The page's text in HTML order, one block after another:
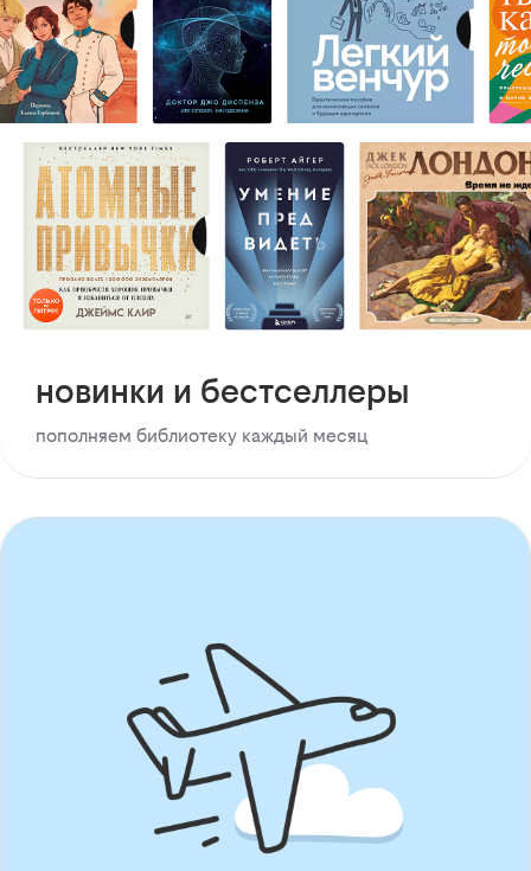
новинки и бестселлеры
пополняем библиотеку каждый месяц